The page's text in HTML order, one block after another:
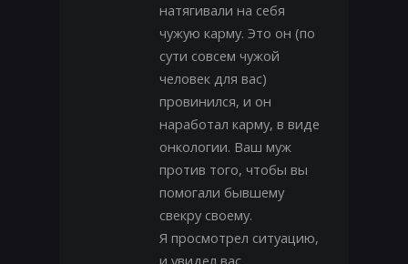
натягивали на себя
чужую карму. Это он (по
сути совсем чужой
человек для вас)
провинился, и он
наработал карму, в виде
онкологии. Ваш муж
против того, чтобы вы
помогали бывшему
свекру своему.
Я просмотрел ситуацию,